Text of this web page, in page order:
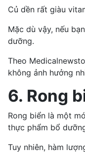
Củ dền rất giàu
Mặc dù vậy, nếu
dưỡng.
Theo
không ảnh hưởng
6. Rong
Rong biển là một
thực phẩm bổ
Tuy nhiên, hàm